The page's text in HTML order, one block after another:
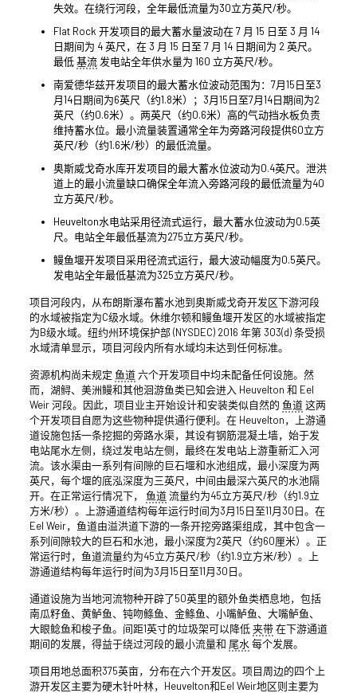
失效。在绕行河段，全年最低流量为30立方英尺/秒。
Flat Rock 开发项目的最大蓄水量波动在 7 月 15 日至 3 月 14
日期间为 4 英尺，在 3 月 15 日至 7 月 14 日期间为 2 英尺。
最低基流发电站全年供水量为 160 立方英尺/秒。
南爱德华兹开发项目的最大蓄水位波动范围为：7月15日至3
月14日期间为6英尺（约1.8米）；3月15日至7月14日期间为2
英尺（约0.6米）。两英尺（约0.6米）高的气动挡水板负责
维持蓄水位。最小流量装置通常全年为旁路河段提供60立方
英尺/秒（约1.6米/秒）的最低流量。
奥斯威戈奇水库开发项目的最大蓄水位波动为0.4英尺。泄洪
道上的最小流量缺口确保全年流入旁路河段的最低流量为40
立方英尺/秒。
Heuvelton水电站采用径流式运行，最大蓄水位波动为0.5英
尺。电站全年最低基流为275立方英尺/秒。
鳗鱼堰开发项目采用径流式运行，最大波动幅度为0.5英尺。
发电站全年最低基流为325立方英尺/秒。
项目河段内，从布朗斯瀑布蓄水池到奥斯威戈奇开发区下游河段
的水域被指定为C级水域。休维尔顿和鳗鱼堰开发区的水域被指定
为B级水域。纽约州环境保护部 (NYSDEC) 2016 年第 303(d) 条受损
水域清单显示，项目河段内所有水域均未达到任何标准。
资源机构尚未规定 鱼道六个开发项目中均未配备任何设施。然
而，湖鲟、美洲鳗和其他洄游鱼类已知会进入 Heuvelton 和 Eel
Weir 河段。因此，项目业主开始设计和安装类似自然的 鱼道这两
个开发项目自愿为这些物种提供通行便利。在 Heuvelton，上游通
道设施包括一条挖掘的旁路水渠，其设有钢筋混凝土墙，始于发
电站尾水左侧，绕过发电站左侧，最终在发电站上游重新汇入河
流。该水渠由一系列有间隙的巨石堰和水池组成，最小深度为两
英尺，每个堰的底泓深度为三英尺，中间由最深六英尺的水池隔
开。在正常运行情况下， 鱼道流量约为45立方英尺/秒（约1.9立
方米/秒）。上游通道结构每年运行时间为3月15日至11月30日。在
Eel Weir，鱼道由溢洪道下游的一条开挖旁路渠组成，其中包含一
系列间隙较大的巨石和水池，最小深度为2英尺（约60厘米）。正
常运行时，鱼道流量约为45立方英尺/秒（约1.9立方米/秒）。上
游通道结构每年运行时间为3月15日至11月30日。
通道设施为当地河流物种开辟了50英里的额外鱼类栖息地，包括
南瓜籽鱼、黄鲈鱼、钝吻鲦鱼、金鲦鱼、小嘴鲈鱼、大嘴鲈鱼、
大眼鲶鱼和梭子鱼。间距1英寸的垃圾架可以降低夹带在下游通道
期间的发展，得益于绕过河段的最小流量和 尾水 每个发展。
项目用地总面积375英亩，分布在六个开发区。项目周边的四个上
游开发区主要为硬木针叶林，Heuvelton和Eel Weir地区则主要为